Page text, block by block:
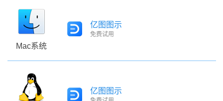
Mac系统
亿图图示
免费试用
亿图图示